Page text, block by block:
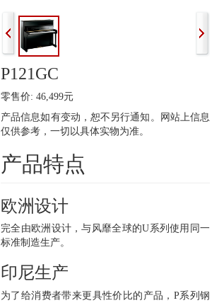
P121GC
零售价: 46,499元
产品信息如有变动，恕不另行通知。网站上信息
仅供参考，一切以具体实物为准。
产品特点
欧洲设计
完全由欧洲设计，与风靡全球的U系列使用同一
标准制造生产。
印尼生产
为了给消费者带来更具性价比的产品，P系列钢